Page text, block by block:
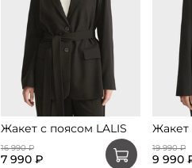
Жакет с поясом LALIS
16 990 ₽
7 990 ₽
Жакет
19 990 ₽
9 990